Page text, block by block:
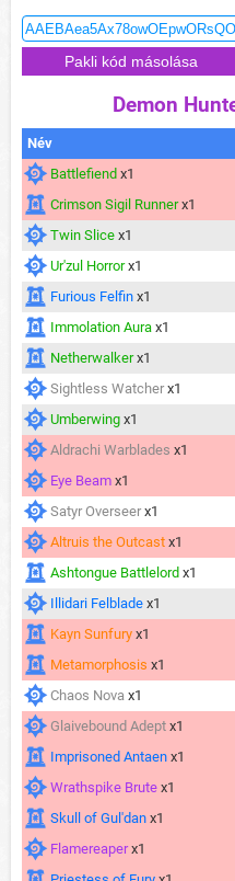
Demon
Név
Battlefiend x1
Crimson Sigil Runner x1
Twin Slice x1
Ur'zul Horror x1
Furious Felfin x1
Immolation Aura x1
Netherwalker x1
Sightless Watcher x1
Umberwing x1
Aldrachi Warblades x1
Eye Beam x1
Satyr Overseer x1
Altruis the Outcast x1
Ashtongue Battlelord x1
Illidari Felblade x1
Kayn Sunfury x1
Metamorphosis x1
Chaos Nova x1
Glaivebound Adept x1
Imprisoned Antaen x1
Wrathspike Brute x1
Skull of Gul'dan x1
Flamereaper x1